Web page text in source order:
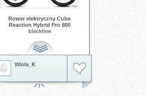
Rower elektryczny Cube
Reaction Hybrid Pro 800
blackline
Ten elektryczny rower Cube
Reaction Hybrid Pro 800
Blackline to połączenie
dynamicznej jazdy, nowoczesnej
technologii i miejskiego stylu.
Dzięki silnikowi Bosch każdy
podjazd staje się lekki jak wiatr, a
solidna bateria daje energię na
Wiola_K